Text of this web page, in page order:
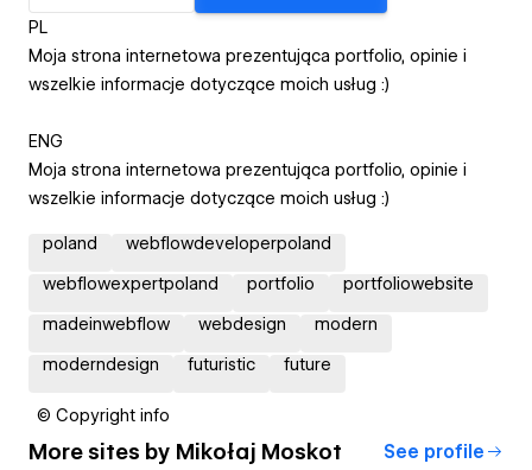
PL
Moja strona internetowa prezentująca portfolio, opinie i
wszelkie informacje dotyczące moich usług :)
ENG
Moja strona internetowa prezentująca portfolio, opinie i
wszelkie informacje dotyczące moich usług :)
poland webflowdeveloperpoland
webflowexpertpoland portfolio portfoliowebsite
madeinwebflow webdesign modern
moderndesign futuristic future
© Copyright info
More sites by Mikołaj Moskot See profile